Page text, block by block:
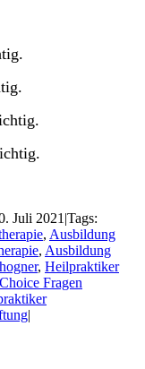
Juli 2021 |Tags:
, Ausbildung
, Ausbildung
, Heilpraktiker
Fragen
|